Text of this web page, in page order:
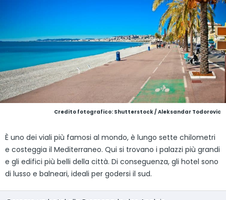
Credito fotografico: Shutterstock / Aleksandar Todorovic
È uno dei viali più famosi al mondo, è lungo sette chilometri
e costeggia il Mediterraneo. Qui si trovano i palazzi più grandi
e gli edifici più belli della città. Di conseguenza, gli hotel sono
di lusso e balneari, ideali per godersi il sud.